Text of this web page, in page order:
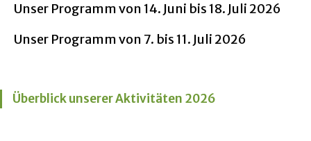
Unser Programm von 14. Juni bis 18. Juli 2026
Unser Programm von 7. bis 11. Juli 2026
Überblick unserer Aktivitäten 2026